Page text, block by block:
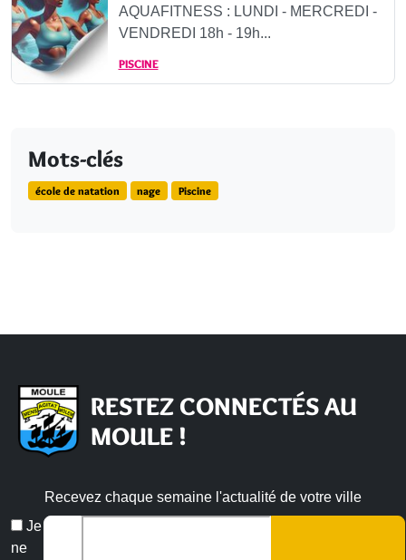
AQUAFITNESS : LUNDI - MERCREDI -
VENDREDI 18h - 19h...
PISCINE
Mots-clés
école de natation nage Piscine
RESTEZ CONNECTÉS AU
MOULE !
Recevez chaque semaine l'actualité de votre ville
Je
ne
Veuillez laisser ce champ vide :
Email